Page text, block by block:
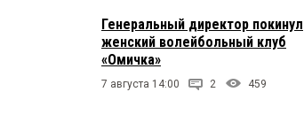
Генеральный директор покинул
женский волейбольный клуб
«Омичка»
7 августа 14:00 2 459